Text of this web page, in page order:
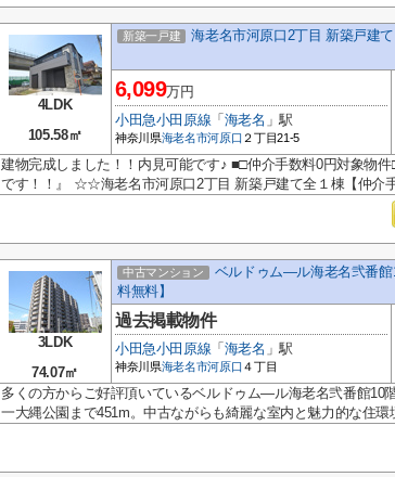
4LDK
105.58㎡
新築一戸建 海老名市河原口2丁目 新築戸建
6,099万円
小田急小田原線 「 海老名 」駅
神奈川県海老名市河原口 ２丁目21-5
建物完成しました！！内見可能です♪ ■□仲介手数料0円対象
です！！』 ☆☆海老名市河原口2丁目 新築戸建て全１棟【仲介
3LDK
74.07㎡
中古マンション
ベルドゥム―ル海老名弐番
料無料】
過去掲載物件
小田急小田原線 「 海老名 」駅
神奈川県海老名市河原口 ４丁目
多くの方からご好評頂いているベルドゥム―ル海老名弐番館
一大縄公園まで451m。中古ながらも綺麗な室内と魅力的な住環